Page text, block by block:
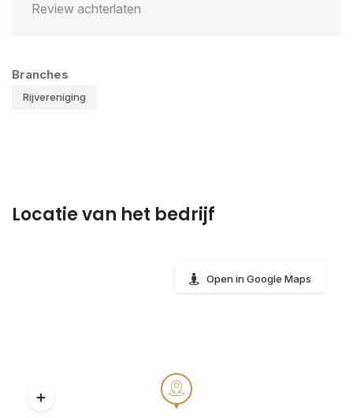
Review achterlaten
Branches
Rijvereniging
Locatie van het bedrijf
Open in Google Maps